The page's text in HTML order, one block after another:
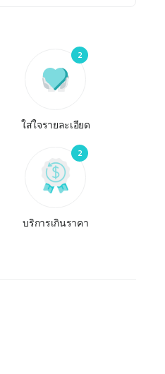
2
ใส่ใจรายละเอียด
2
บริการเกินราคา